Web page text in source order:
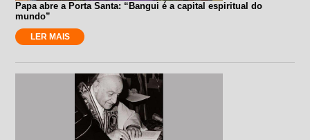
Papa abre a Porta Santa: “Bangui é a capital espiritual do
mundo”
LER MAIS